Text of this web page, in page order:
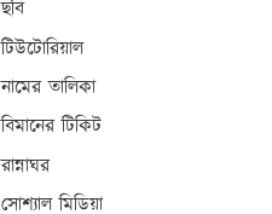
ছবি
টিউটোরিয়াল
নামের তালিকা
বিমানের টিকিট
রান্নাঘর
সোশ্যাল মিডিয়া